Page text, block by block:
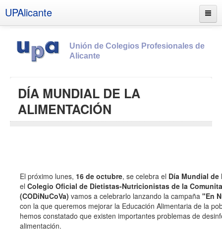
UPAlicante
Unión de Colegios Profesionales de
Alicante
Inicio
UPSANA
PROA
Contacto
DÍA MUNDIAL DE LA
ALIMENTACIÓN
El próximo lunes, 16 de octubre, se celebra el Día Mundial
el Colegio Oficial de Dietistas-Nutricionistas de la
(CODiNuCoVa) vamos a celebrarlo lanzando la campaña "En
con la que queremos mejorar la Educación Alimentaria de la
hemos constatado que existen importantes problemas de
alimentación.